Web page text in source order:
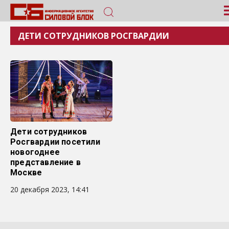
ДЕТИ СОТРУДНИКОВ РОСГВАРДИИ
Дети сотрудников
Росгвардии посетили
новогоднее
представление в
Москве
20 декабря 2023, 14:41